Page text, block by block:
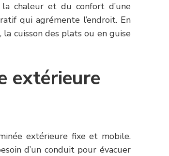
chaleur et du confort d’une
qui agrémente l’endroit. En
cuisson des plats ou en guise
extérieure
extérieure fixe et mobile.
d’un conduit pour évacuer